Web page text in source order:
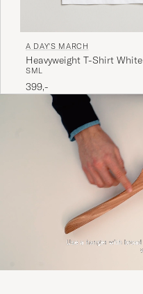
A DAY'S MARCH
Heavyweight T-Shirt White
SML
399,-